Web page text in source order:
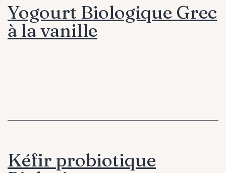
Yogourt Biologique Grec
à la vanille
Kéfir probiotique